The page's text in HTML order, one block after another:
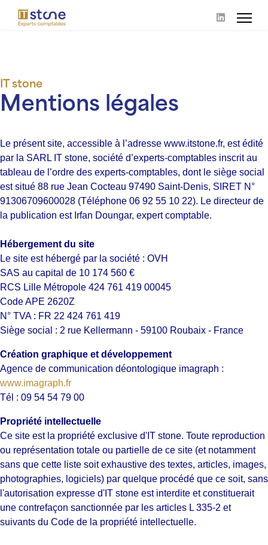
IT stone
Mentions légales
Le présent site, accessible à l’adresse www.itstone.fr, est édité
par la SARL IT stone, société d’experts-comptables inscrit au
tableau de l’ordre des experts-comptables, dont le siège social
est situé 88 rue Jean Cocteau 97490 Saint-Denis, SIRET N°
91306709600028 (Téléphone 06 92 55 10 22). Le directeur de
la publication est Irfan Doungar, expert comptable.
Hébergement du site
Le site est hébergé par la société : OVH
SAS au capital de 10 174 560 €
RCS Lille Métropole 424 761 419 00045
Code APE 2620Z
N° TVA : FR 22 424 761 419
Siège social : 2 rue Kellermann - 59100 Roubaix - France
Création graphique et développement
Agence de communication déontologique imagraph :
www.imagraph.fr
Tél : 09 54 54 79 00
Propriété intellectuelle
Ce site est la propriété exclusive d'IT stone. Toute reproduction
ou représentation totale ou partielle de ce site (et notamment
sans que cette liste soit exhaustive des textes, articles, images,
photographies, logiciels) par quelque procédé que ce soit, sans
l'autorisation expresse d'IT stone est interdite et constituerait
une contrefaçon sanctionnée par les articles L 335-2 et
suivants du Code de la propriété intellectuelle.